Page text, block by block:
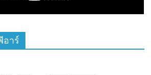
อาร์